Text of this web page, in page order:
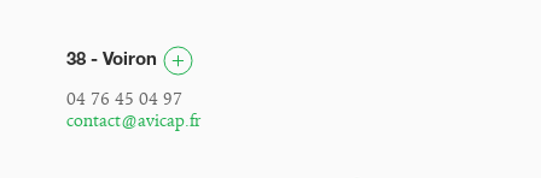
38 - Voiron
04 76 45 04 97
contact@avicap.fr